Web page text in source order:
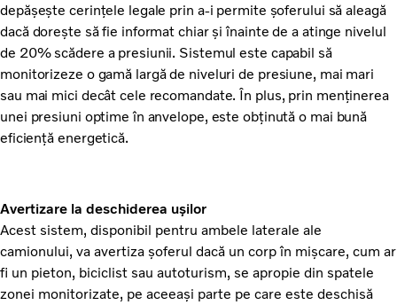
depășește cerințele legale prin a-i permite șoferului să aleagă
dacă dorește să fie informat chiar și înainte de a atinge nivelul
de 20% scădere a presiunii. Sistemul este capabil să
monitorizeze o gamă largă de niveluri de presiune, mai mari
sau mai mici decât cele recomandate. În plus, prin menținerea
unei presiuni optime în anvelope, este obținută o mai bună
eficiență energetică.
Avertizare la deschiderea ușilor
Acest sistem, disponibil pentru ambele laterale ale
camionului, va avertiza șoferul dacă un corp în mișcare, cum ar
fi un pieton, biciclist sau autoturism, se apropie din spatele
zonei monitorizate, pe aceeași parte pe care este deschisă